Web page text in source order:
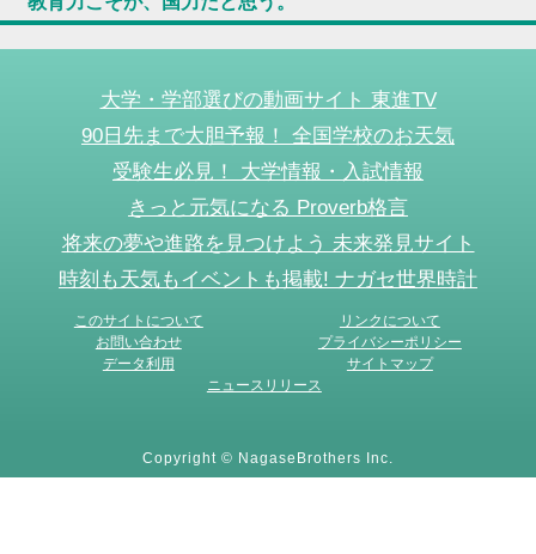
大学・学部選びの動画サイト 東進TV
90日先まで大胆予報！ 全国学校のお天気
受験生必見！ 大学情報・入試情報
きっと元気になる Proverb格言
将来の夢や進路を見つけよう 未来発見サイト
時刻も天気もイベントも掲載! ナガセ世界時計
このサイトについて
リンクについて
お問い合わせ
プライバシーポリシー
データ利用
サイトマップ
ニュースリリース
Copyright © NagaseBrothers Inc.